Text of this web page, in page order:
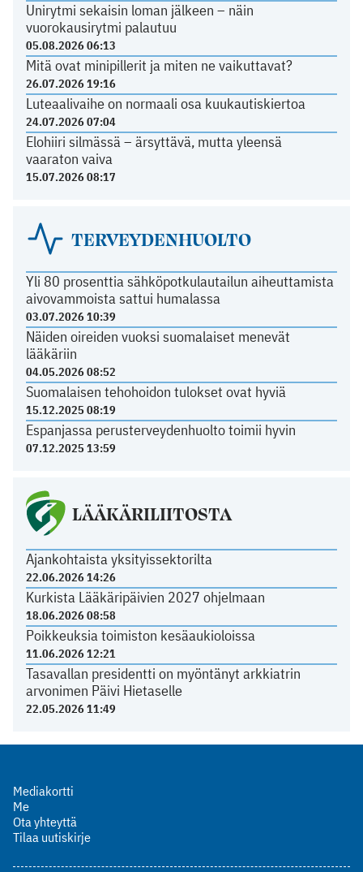
Unirytmi sekaisin loman jälkeen – näin
vuorokausirytmi palautuu
05.08.2026 06:13
Mitä ovat minipillerit ja miten ne vaikuttavat?
26.07.2026 19:16
Luteaalivaihe on normaali osa kuukautiskiertoa
24.07.2026 07:04
Elohiiri silmässä – ärsyttävä, mutta yleensä
vaaraton vaiva
15.07.2026 08:17
TERVEYDENHUOLTO
Yli 80 prosenttia sähköpotkulautailun aiheuttamista
aivovammoista sattui humalassa
03.07.2026 10:39
Näiden oireiden vuoksi suomalaiset menevät
lääkäriin
04.05.2026 08:52
Suomalaisen tehohoidon tulokset ovat hyviä
15.12.2025 08:19
Espanjassa perusterveydenhuolto toimii hyvin
07.12.2025 13:59
LÄÄKÄRILIITOSTA
Ajankohtaista yksityissektorilta
22.06.2026 14:26
Kurkista Lääkäripäivien 2027 ohjelmaan
18.06.2026 08:58
Poikkeuksia toimiston kesäaukioloissa
11.06.2026 12:21
Tasavallan presidentti on myöntänyt arkkiatrin
arvonimen Päivi Hietaselle
22.05.2026 11:49
Mediakortti
Me
Ota yhteyttä
Tilaa uutiskirje